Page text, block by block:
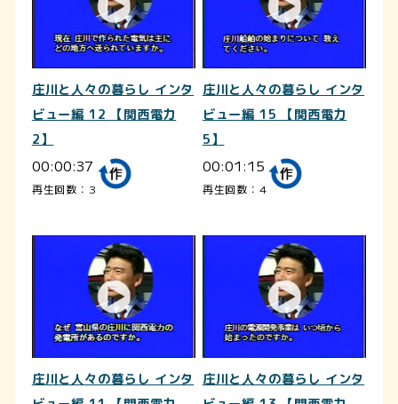
庄川と人々の暮らし インタ
ビュー編 12 【関西電力
2】
00:00:37
再生回数：3
庄川と人々の暮らし インタ
ビュー編 15 【関西電力
5】
00:01:15
再生回数：4
庄川と人々の暮らし インタ
庄川と人々の暮らし インタ